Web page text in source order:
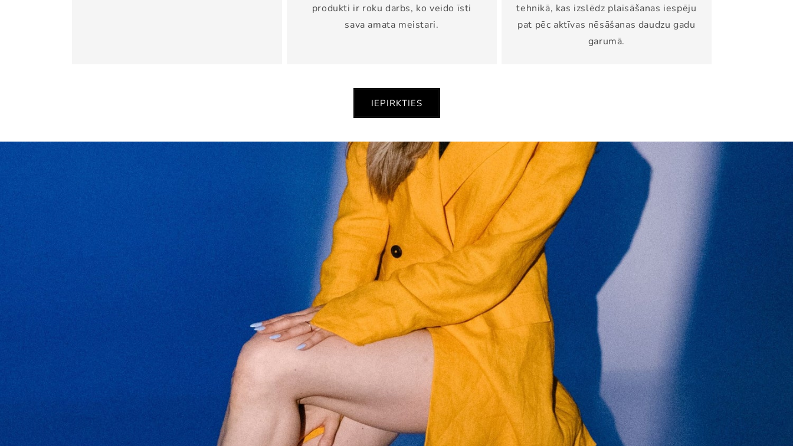
produkti ir roku darbs, ko veido īsti
sava amata meistari.
tehnikā, kas izslēdz plaisāšanas iespēju
pat pēc aktīvas nēsāšanas daudzu gadu
garumā.
IEPIRKTIES